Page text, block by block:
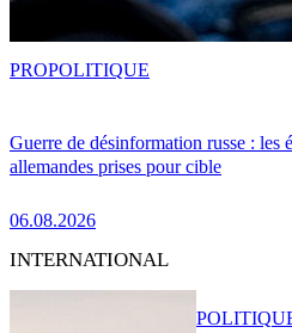
Guerre de désinformation russe : les
allemandes prises pour cible
06.08.2026
PROPOLITIQUE
INTERNATIONAL